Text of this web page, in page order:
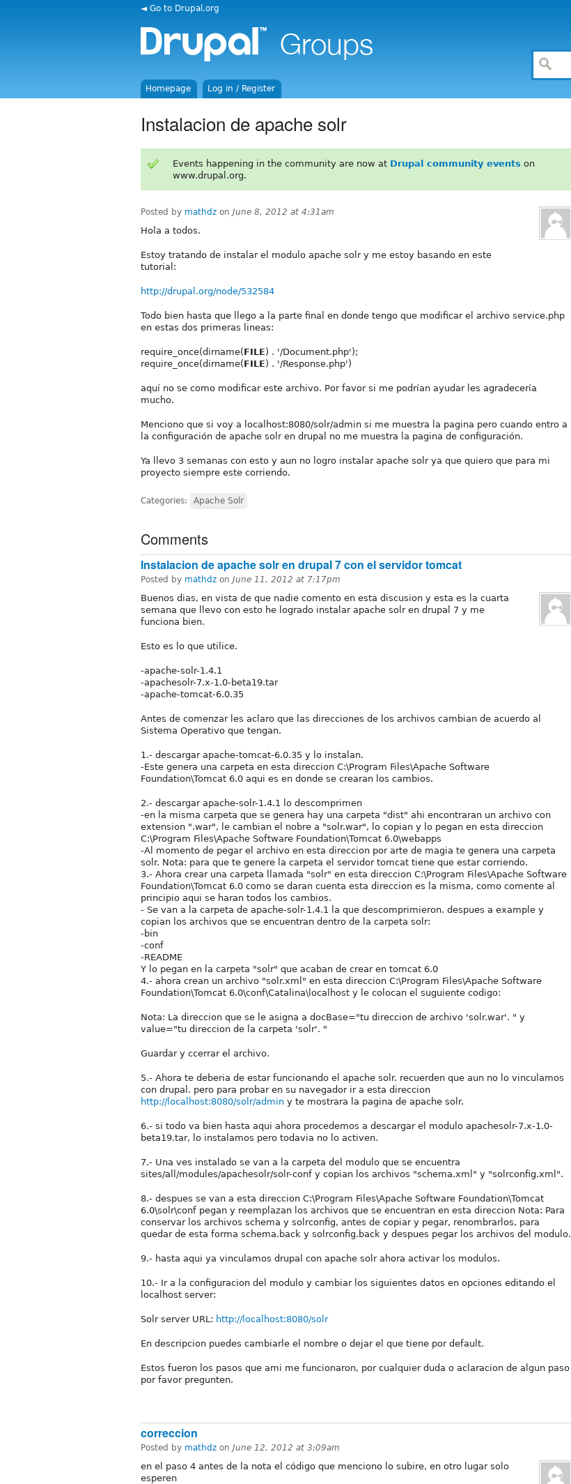
◄ Go to Drupal.org
Homepage Log in / Register
Instalacion de apache solr
Events happening in the community are now at Drupal community events on
www.drupal.org.
Posted by mathdz on June 8, 2012 at 4:31am
Hola a todos.
Estoy tratando de instalar el modulo apache solr y me estoy basando en este
tutorial:
http://drupal.org/node/532584
Todo bien hasta que llego a la parte final en donde tengo que modificar el archivo service.php
en estas dos primeras lineas:
require_once(dirname(FILE) . '/Document.php');
require_once(dirname(FILE) . '/Response.php')
aquí no se como modificar este archivo. Por favor si me podrían ayudar les agradecería
mucho.
Menciono que si voy a localhost:8080/solr/admin si me muestra la pagina pero cuando entro a
la configuración de apache solr en drupal no me muestra la pagina de configuración.
Ya llevo 3 semanas con esto y aun no logro instalar apache solr ya que quiero que para mi
proyecto siempre este corriendo.
Categories: Apache Solr
Comments
Instalacion de apache solr en drupal 7 con el servidor tomcat
Posted by mathdz on June 11, 2012 at 7:17pm
Buenos dias, en vista de que nadie comento en esta discusion y esta es la cuarta
semana que llevo con esto he logrado instalar apache solr en drupal 7 y me
funciona bien.
Esto es lo que utilice.
-apache-solr-1.4.1
-apachesolr-7.x-1.0-beta19.tar
-apache-tomcat-6.0.35
Antes de comenzar les aclaro que las direcciones de los archivos cambian de acuerdo al
Sistema Operativo que tengan.
1.- descargar apache-tomcat-6.0.35 y lo instalan.
-Este genera una carpeta en esta direccion C:\Program Files\Apache Software
Foundation\Tomcat 6.0 aqui es en donde se crearan los cambios.
2.- descargar apache-solr-1.4.1 lo descomprimen
-en la misma carpeta que se genera hay una carpeta "dist" ahi encontraran un archivo con
extension ".war", le cambian el nobre a "solr.war", lo copian y lo pegan en esta direccion
C:\Program Files\Apache Software Foundation\Tomcat 6.0\webapps
-Al momento de pegar el archivo en esta direccion por arte de magia te genera una carpeta
solr. Nota: para que te genere la carpeta el servidor tomcat tiene que estar corriendo.
3.- Ahora crear una carpeta llamada "solr" en esta direccion C:\Program Files\Apache Software
Foundation\Tomcat 6.0 como se daran cuenta esta direccion es la misma, como comente al
principio aqui se haran todos los cambios.
- Se van a la carpeta de apache-solr-1.4.1 la que descomprimieron. despues a example y
copian los archivos que se encuentran dentro de la carpeta solr:
-bin
-conf
-README
Y lo pegan en la carpeta "solr" que acaban de crear en tomcat 6.0
4.- ahora crean un archivo "solr.xml" en esta direccion C:\Program Files\Apache Software
Foundation\Tomcat 6.0\conf\Catalina\localhost y le colocan el suguiente codigo:
Nota: La direccion que se le asigna a docBase="tu direccion de archivo 'solr.war'. " y
value="tu direccion de la carpeta 'solr'. "
Guardar y ccerrar el archivo.
5.- Ahora te deberia de estar funcionando el apache solr. recuerden que aun no lo vinculamos
con drupal. pero para probar en su navegador ir a esta direccion
http://localhost:8080/solr/admin y te mostrara la pagina de apache solr.
6.- si todo va bien hasta aqui ahora procedemos a descargar el modulo apachesolr-7.x-1.0-
beta19.tar, lo instalamos pero todavia no lo activen.
7.- Una ves instalado se van a la carpeta del modulo que se encuentra
sites/all/modules/apachesolr/solr-conf y copian los archivos "schema.xml" y "solrconfig.xml".
8.- despues se van a esta direccion C:\Program Files\Apache Software Foundation\Tomcat
6.0\solr\conf pegan y reemplazan los archivos que se encuentran en esta direccion Nota: Para
conservar los archivos schema y solrconfig, antes de copiar y pegar, renombrarlos, para
quedar de esta forma schema.back y solrconfig.back y despues pegar los archivos del modulo.
9.- hasta aqui ya vinculamos drupal con apache solr ahora activar los modulos.
10.- Ir a la configuracion del modulo y cambiar los siguientes datos en opciones editando el
localhost server:
Solr server URL: http://localhost:8080/solr
En descripcion puedes cambiarle el nombre o dejar el que tiene por default.
Estos fueron los pasos que ami me funcionaron, por cualquier duda o aclaracion de algun paso
por favor pregunten.
correccion
Posted by mathdz on June 12, 2012 at 3:09am
en el paso 4 antes de la nota el código que menciono lo subire, en otro lugar solo
esperen